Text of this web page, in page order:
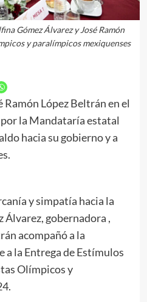
Gómez Álvarez y José Ramón
y paralímpicos mexiquenses
Ramón López Beltrán en el
la Mandataría estatal
hacia su gobierno y a
y simpatía hacia la
gobernadora ,
acompañó a la
a la Entrega de Estímulos
Olímpicos y